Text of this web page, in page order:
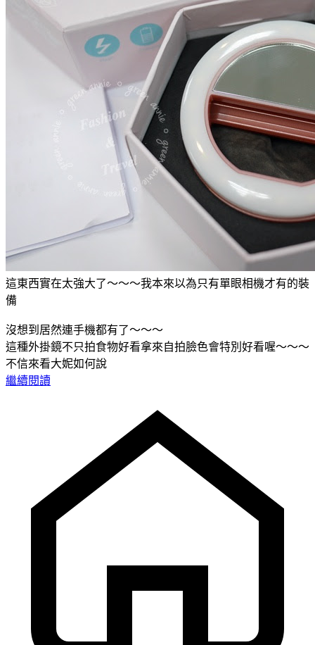
這東西實在太強大了～～～我本來以為只有單眼相機才有的裝
備
沒想到居然連手機都有了～～～
這種外掛鏡不只拍食物好看拿來自拍臉色會特別好看喔～～～
不信來看大妮如何說
繼續閱讀